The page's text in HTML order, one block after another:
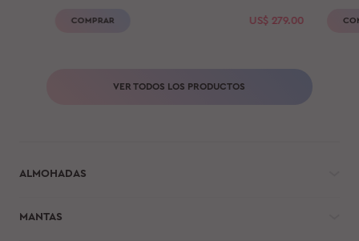
COMPRAR US$ 279.00
VER TODOS LOS PRODUCTOS
ALMOHADAS
MANTAS